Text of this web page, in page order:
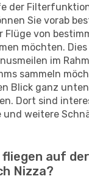
der
Sie vorab
Flüge von
möchten.
im
sammeln
Blick ganz
Dort sind
weitere
fliegen auf
Nizza?